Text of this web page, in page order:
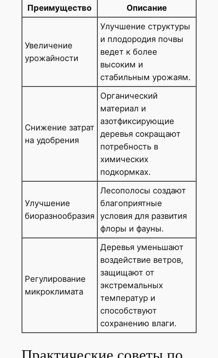
Преимущество Описание
Увеличение
урожайности
Улучшение структуры
и плодородия почвы
ведет к более
высоким и
стабильным урожаям.
Снижение затрат
на удобрения
Органический
материал и
азотфиксирующие
деревья сокращают
потребность в
химических
подкормках.
Улучшение
биоразнообразия
Лесополосы создают
благоприятные
условия для развития
флоры и фауны.
Регулирование
микроклимата
Деревья уменьшают
воздействие ветров,
защищают от
экстремальных
температур и
способствуют
сохранению влаги.